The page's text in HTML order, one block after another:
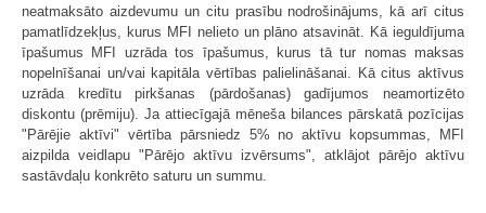
neatmaksāto aizdevumu un citu prasību nodrošinājums, kā arī citus
pamatlīdzekļus, kurus MFI nelieto un plāno atsavināt. Kā ieguldījuma
īpašumus MFI uzrāda tos īpašumus, kurus tā tur nomas maksas
nopelnīšanai un/vai kapitāla vērtības palielināšanai. Kā citus aktīvus
uzrāda kredītu pirkšanas (pārdošanas) gadījumos neamortizēto
diskontu (prēmiju). Ja attiecīgajā mēneša bilances pārskatā pozīcijas
"Pārējie aktīvi" vērtība pārsniedz 5% no aktīvu kopsummas, MFI
aizpilda veidlapu "Pārējo aktīvu izvērsums", atklājot pārējo aktīvu
sastāvdaļu konkrēto saturu un summu.